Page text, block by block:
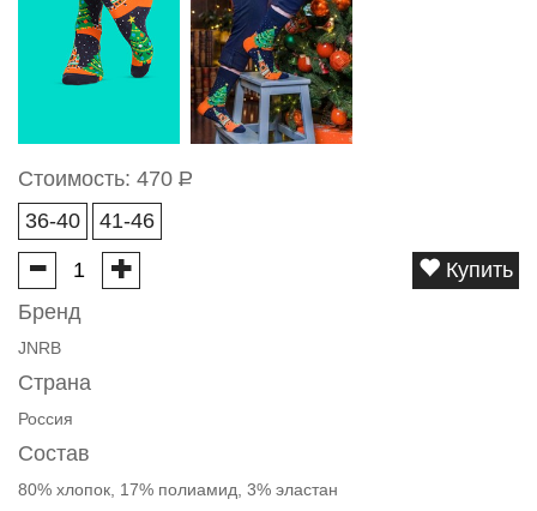
Стоимость: 470 Р
36-40
41-46
Купить
Бренд
JNRB
Страна
Россия
Состав
80% хлопок, 17% полиамид, 3% эластан